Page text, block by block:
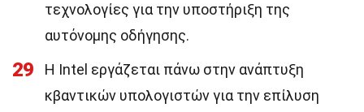
τεχνολογίες για την υποστήριξη της
αυτόνομης οδήγησης.
29
Η Intel εργάζεται πάνω στην ανάπτυξη
κβαντικών υπολογιστών για την επίλυση